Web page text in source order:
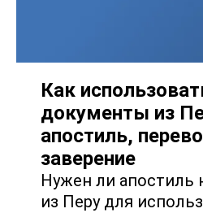
Как
документы из
апостиль,
заверение
Нужен ли апостиль
из Перу для